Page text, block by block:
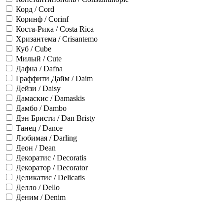
Корд / Cord
Коринф / Corinf
Коста-Рика / Costa Rica
Хризантема / Crisantemo
Куб / Cube
Милый / Cute
Дафна / Dafna
Граффити Дайм / Daim
Дейзи / Daisy
Дамаскис / Damaskis
Дамбо / Dambo
Дэн Бристи / Dan Bristy
Танец / Dance
Любимая / Darling
Деон / Dean
Декоратис / Decoratis
Декоратор / Decorator
Деликатис / Delicatis
Делло / Dello
Деним / Denim